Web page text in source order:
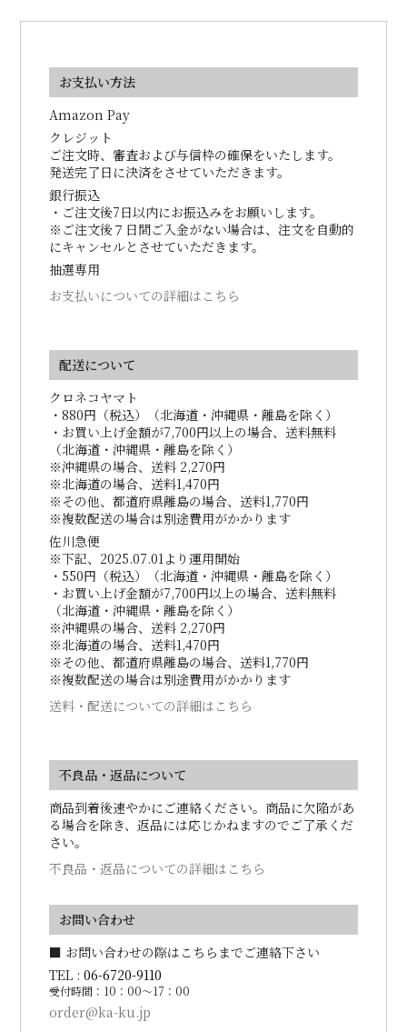
お支払い方法
Amazon Pay
クレジット
ご注文時、審査および与信枠の確保をいたします。
発送完了日に決済をさせていただきます。
銀行振込
・ご注文後7日以内にお振込みをお願いします。
※ご注文後７日間ご入金がない場合は、注文を自動的
にキャンセルとさせていただきます。
抽選専用
お支払いについての詳細はこちら
配送について
クロネコヤマト
・880円（税込）（北海道・沖縄県・離島を除く）
・お買い上げ金額が7,700円以上の場合、送料無料
（北海道・沖縄県・離島を除く）
※沖縄県の場合、送料 2,270円
※北海道の場合、送料1,470円
※その他、都道府県離島の場合、送料1,770円
※複数配送の場合は別途費用がかかります
佐川急便
※下記、2025.07.01より運用開始
・550円（税込）（北海道・沖縄県・離島を除く）
・お買い上げ金額が7,700円以上の場合、送料無料
（北海道・沖縄県・離島を除く）
※沖縄県の場合、送料 2,270円
※北海道の場合、送料1,470円
※その他、都道府県離島の場合、送料1,770円
※複数配送の場合は別途費用がかかります
送料・配送についての詳細はこちら
不良品・返品について
商品到着後速やかにご連絡ください。商品に欠陥があ
る場合を除き、返品には応じかねますのでご了承くだ
さい。
不良品・返品についての詳細はこちら
お問い合わせ
■ お問い合わせの際はこちらまでご連絡下さい
TEL : 06-6720-9110
受付時間：10：00～17：00
order@ka-ku.jp